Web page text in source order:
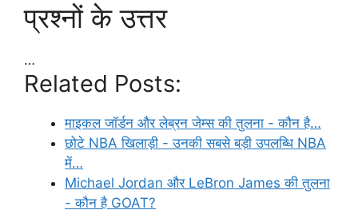
प्रश्नों के उत्तर
…
Related Posts:
माइकल जॉर्डन और लेब्रन जेम्स की तुलना - कौन है…
छोटे NBA खिलाड़ी - उनकी सबसे बड़ी उपलब्धि NBA
में…
Michael Jordan और LeBron James की तुलना
- कौन है GOAT?